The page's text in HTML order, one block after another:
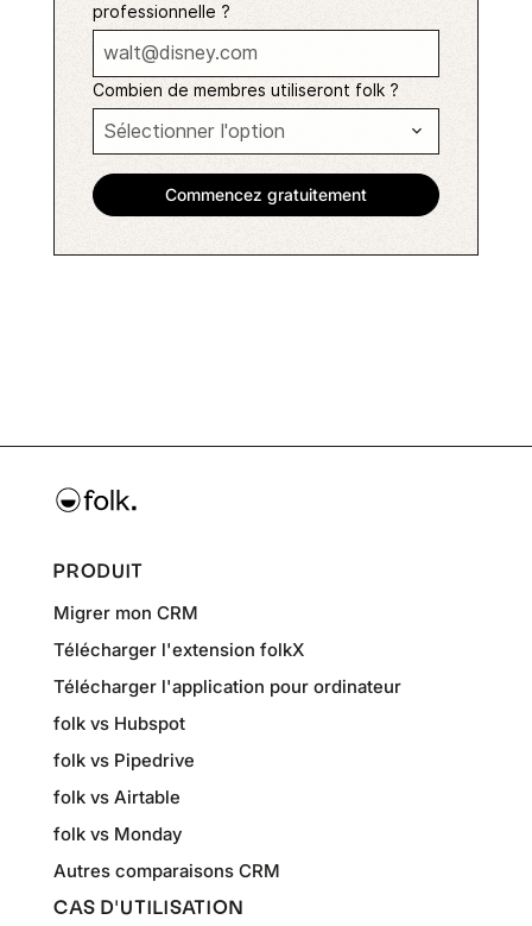
professionnelle ?
Combien de membres utiliseront folk ?
PRODUIT
Migrer mon CRM
Télécharger l'extension folkX
Télécharger l'application pour ordinateur
folk vs Hubspot
folk vs Pipedrive
folk vs Airtable
folk vs Monday
Autres comparaisons CRM
CAS D'UTILISATION